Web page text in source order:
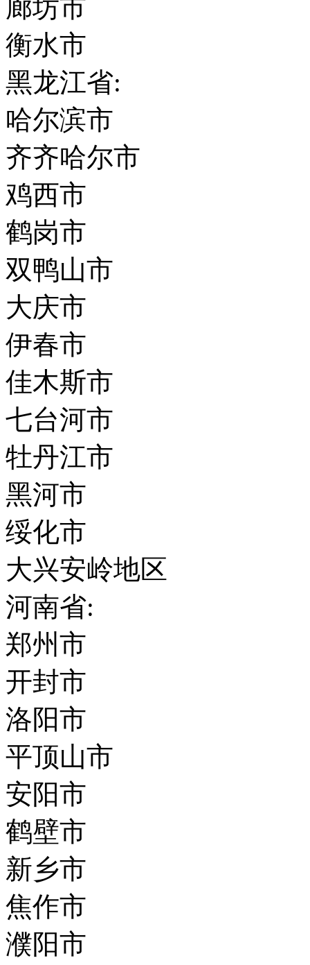
廊坊市
衡水市
黑龙江省:
哈尔滨市
齐齐哈尔市
鸡西市
鹤岗市
双鸭山市
大庆市
伊春市
佳木斯市
七台河市
牡丹江市
黑河市
绥化市
大兴安岭地区
河南省:
郑州市
开封市
洛阳市
平顶山市
安阳市
鹤壁市
新乡市
焦作市
濮阳市